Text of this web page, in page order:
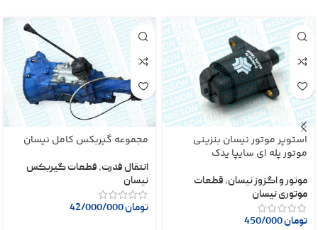
استوپر موتور نیسان بنزینی
موتور پله ای سایپا یدک
موتور و اگزوز نیسان, قطعات
موتوری نیسان
تومان
مجموعه گیربکس کامل نیسان
انتقال قدرت, قطعات گیربکس
نیسان
تومان